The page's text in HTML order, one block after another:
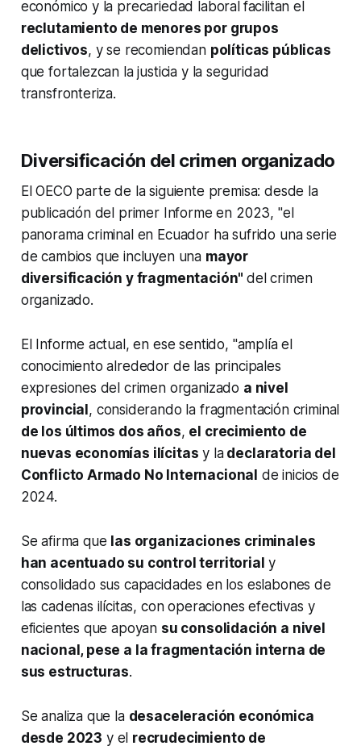
económico y la precariedad laboral facilitan el
reclutamiento de menores por grupos
delictivos, y se recomiendan políticas públicas
que fortalezcan la justicia y la seguridad
transfronteriza.
Diversificación del crimen organizado
El OECO parte de la siguiente premisa: desde la
publicación del primer Informe en 2023, "el
panorama criminal en Ecuador ha sufrido una serie
de cambios que incluyen una mayor
diversificación y fragmentación"del crimen
organizado.
El Informe actual, en ese sentido, "amplía el
conocimiento alrededor de las principales
expresiones del crimen organizado a nivel
provincial, considerando la fragmentación criminal
de los últimos dos años, el crecimiento de
nuevas economías ilícitas y ladeclaratoria del
Conflicto Armado No Internacional de inicios de
2024.
Se afirma que las organizaciones criminales
han acentuado su control territorial y
consolidado sus capacidades en los eslabones de
las cadenas ilícitas, con operaciones efectivas y
eficientes que apoyan su consolidación a nivel
nacional, pese a la fragmentación interna de
sus estructuras.
Se analiza que la desaceleración económica
desde 2023 y el recrudecimiento de